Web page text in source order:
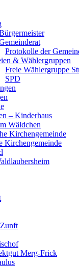
Protokolle der
& Wählergruppen
Freie Wählergruppe
SPD
– Kinderhaus
Wäldchen
Kirchengemeinde
Kirchengemeinde
Merg-Frick